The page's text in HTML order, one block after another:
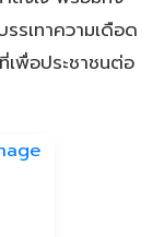
รเทาความเดือด
เพื่อประชาชนต่อ